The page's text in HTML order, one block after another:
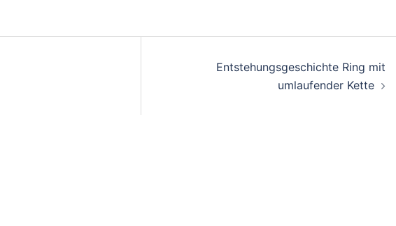
Entstehungsgeschichte Ring mit
umlaufender Kette